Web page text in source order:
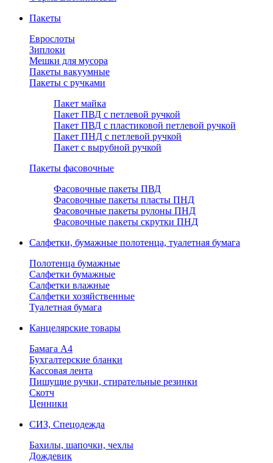
Пакеты
Еврослоты
Зиплоки
Мешки для мусора
Пакеты вакуумные
Пакеты с ручками
Пакет майка
Пакет ПВД с петлевой ручкой
Пакет ПВД с пластиковой петлевой ручкой
Пакет ПНД с петлевой ручкой
Пакет с вырубной ручкой
Пакеты фасовочные
Фасовочные пакеты ПВД
Фасовочные пакеты пласты ПНД
Фасовочные пакеты рулоны ПНД
Фасовочные пакеты скрутки ПНД
Салфетки, бумажные полотенца, туалетная бумага
Полотенца бумажные
Салфетки бумажные
Салфетки влажные
Салфетки хозяйственные
Туалетная бумага
Канцелярские товары
Бамага А4
Бухгалтерские бланки
Кассовая лента
Пишущие ручки, стирательные резинки
Скотч
Ценники
СИЗ, Спецодежда
Бахилы, шапочки, чехлы
Дождевик